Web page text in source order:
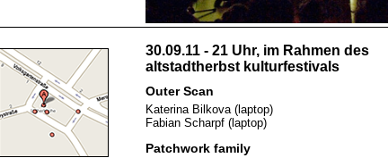
30.09.11 - 21 Uhr, im Rahmen des
altstadtherbst kulturfestivals
Outer Scan
Katerina Bilkova (laptop)
Fabian Scharpf (laptop)
Patchwork family